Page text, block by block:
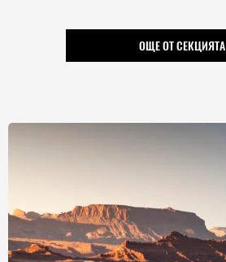
ОЩЕ ОТ СЕКЦИЯТА